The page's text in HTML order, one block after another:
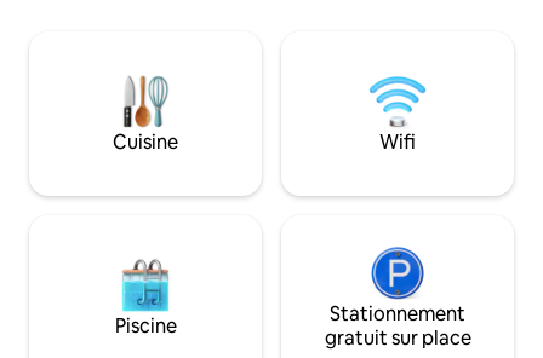
d’information Insta => leloft_lorient Site:
le loft lorient
à sa localisation
exceptionnelle
Merville et la
marins.
Cuisine Wifi
Piscine
Stationnement
gratuit sur place